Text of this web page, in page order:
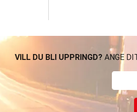
VILL DU BLI UPPRINGD? ANGE